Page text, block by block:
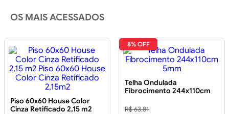
OS MAIS ACESSADOS
Piso 60x60 House Color
Cinza Retificado 2,15 m2
8% OFF
Telha Ondulada
Fibrocimento 244x110cm
R$ 63,81